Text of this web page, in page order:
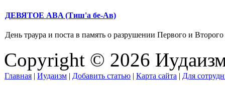
ДЕВЯТОЕ ABA (Тиш'а бе-Ав)
День траура и поста в память о разрушении Первого и
Copyright © 2026
Главная | Иудаизм | Добавить статью | Карта сайта | Для